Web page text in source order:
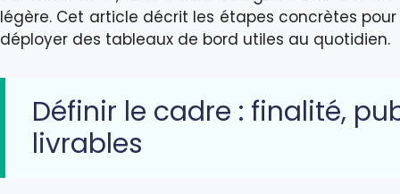
légère. Cet article décrit les étapes concrètes
déployer des tableaux de bord utiles au quotidien.
Définir le cadre : finalité,
livrables